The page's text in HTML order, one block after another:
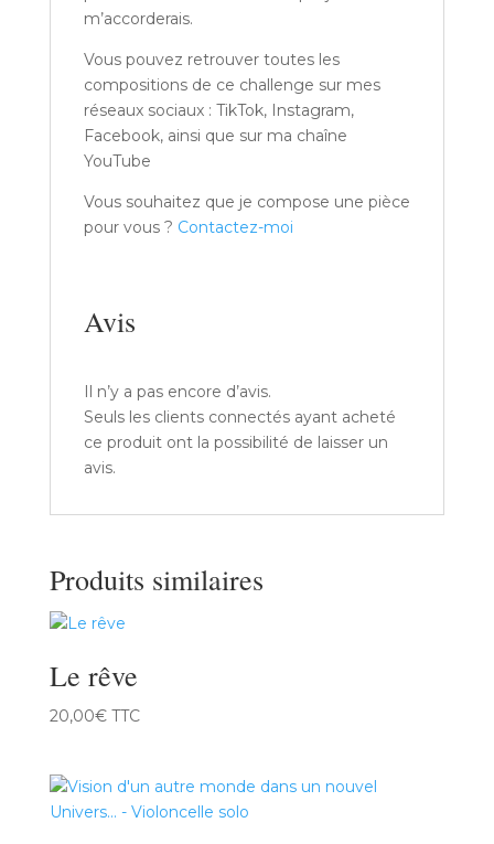
m’accorderais.
Vous pouvez retrouver toutes les
compositions de ce challenge sur mes
réseaux sociaux : TikTok, Instagram,
Facebook, ainsi que sur ma chaîne
YouTube
Vous souhaitez que je compose une pièce
pour vous ? Contactez-moi
Avis
Il n’y a pas encore d’avis.
Seuls les clients connectés ayant acheté
ce produit ont la possibilité de laisser un
avis.
Produits similaires
Le rêve
20,00€ TTC